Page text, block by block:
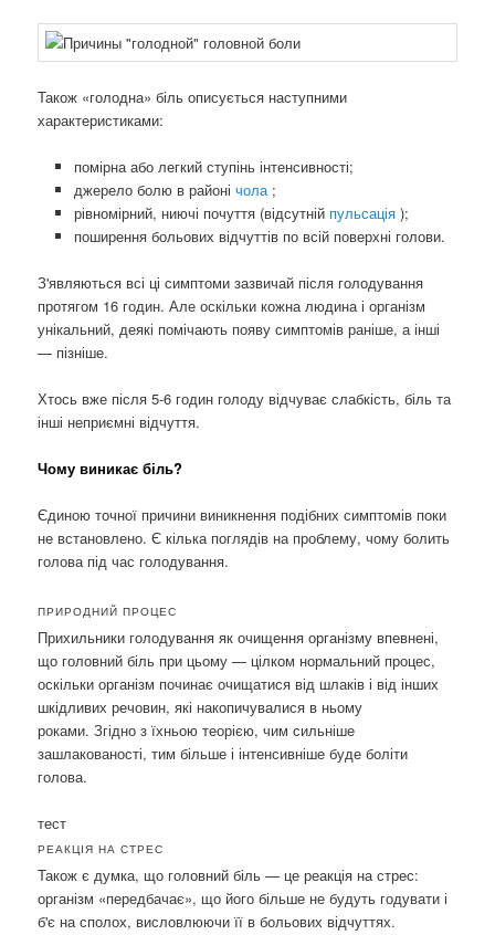
Також «голодна» біль описується наступними
характеристиками:
помірна або легкий ступінь інтенсивності;
джерело болю в районі чола ;
рівномірний, ниючі почуття (відсутній пульсація );
поширення больових відчуттів по всій поверхні голови.
З'являються всі ці симптоми зазвичай після голодування
протягом 16 годин. Але оскільки кожна людина і організм
унікальний, деякі помічають появу симптомів раніше, а інші
— пізніше.
Хтось вже після 5-6 годин голоду відчуває слабкість, біль та
інші неприємні відчуття.
Чому виникає біль?
Єдиною точної причини виникнення подібних симптомів поки
не встановлено. Є кілька поглядів на проблему, чому болить
голова під час голодування.
ПРИРОДНИЙ ПРОЦЕС
Прихильники голодування як очищення організму впевнені,
що головний біль при цьому — цілком нормальний процес,
оскільки організм починає очищатися від шлаків і від інших
шкідливих речовин, які накопичувалися в ньому
роками. Згідно з їхньою теорією, чим сильніше
зашлакованості, тим більше і інтенсивніше буде боліти
голова.
тест
РЕАКЦІЯ НА СТРЕС
Також є думка, що головний біль — це реакція на стрес:
організм «передбачає», що його більше не будуть годувати і
б'є на сполох, висловлюючи її в больових відчуттях.